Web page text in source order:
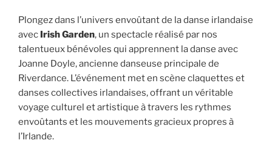
Plongez dans l’univers envoûtant de la danse irlandaise
avec Irish Garden, un spectacle réalisé par nos
talentueux bénévoles qui apprennent la danse avec
Joanne Doyle, ancienne danseuse principale de
Riverdance. L’événement met en scène claquettes et
danses collectives irlandaises, offrant un véritable
voyage culturel et artistique à travers les rythmes
envoûtants et les mouvements gracieux propres à
l’Irlande.